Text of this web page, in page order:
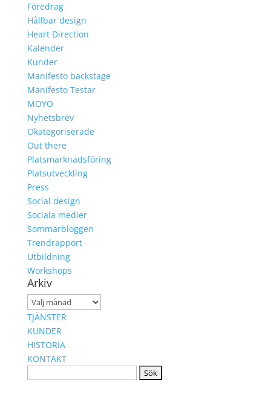
Föredrag
Hållbar design
Heart Direction
Kalender
Kunder
Manifesto backstage
Manifesto Testar
MOYO
Nyhetsbrev
Okategoriserade
Out there
Platsmarknadsföring
Platsutveckling
Press
Social design
Sociala medier
Sommarbloggen
Trendrapport
Utbildning
Workshops
Arkiv
Arkiv
TJÄNSTER
KUNDER
HISTORIA
KONTAKT